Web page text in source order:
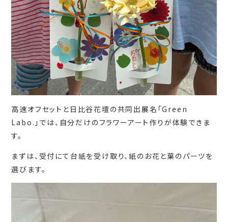
高速オフセットと日比谷花壇の共同出展名「Green
Labo.」では、自分だけのフラワーアート作りが体験できま
す。
まずは、受付にて台紙を受け取り、紙のお花と葉のパーツを
選びます。